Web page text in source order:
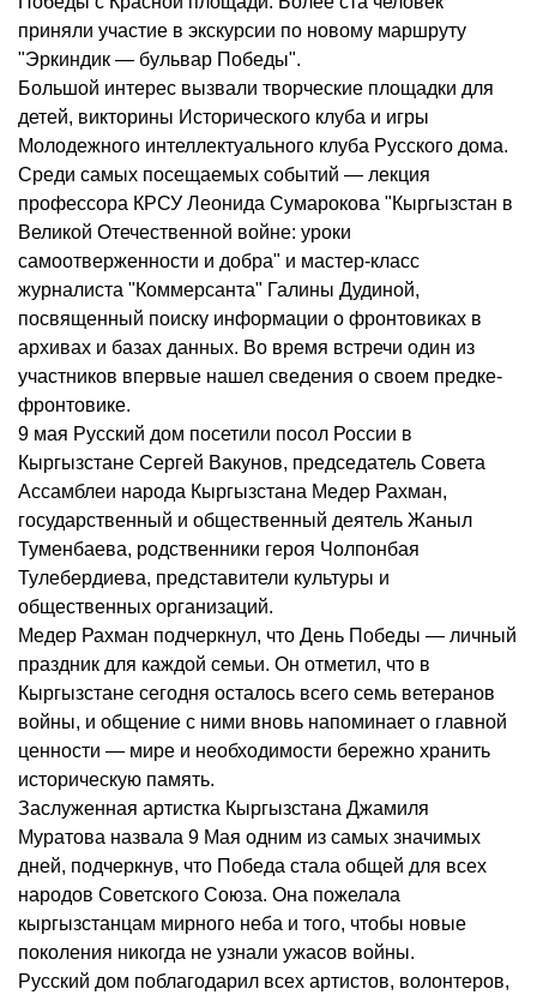
приняли участие в экскурсии по новому маршруту
"Эркиндик — бульвар Победы".
Большой интерес вызвали творческие площадки для
детей, викторины Исторического клуба и игры
Молодежного интеллектуального клуба Русского дома.
Среди самых посещаемых событий — лекция
профессора КРСУ Леонида Сумарокова "Кыргызстан в
Великой Отечественной войне: уроки
самоотверженности и добра" и мастер-класс
журналиста "Коммерсанта" Галины Дудиной,
посвященный поиску информации о фронтовиках в
архивах и базах данных. Во время встречи один из
участников впервые нашел сведения о своем предке-
фронтовике.
9 мая Русский дом посетили посол России в
Кыргызстане Сергей Вакунов, председатель Совета
Ассамблеи народа Кыргызстана Медер Рахман,
государственный и общественный деятель Жаныл
Туменбаева, родственники героя Чолпонбая
Тулебердиева, представители культуры и
общественных организаций.
Медер Рахман подчеркнул, что День Победы — личный
праздник для каждой семьи. Он отметил, что в
Кыргызстане сегодня осталось всего семь ветеранов
войны, и общение с ними вновь напоминает о главной
ценности — мире и необходимости бережно хранить
историческую память.
Заслуженная артистка Кыргызстана Джамиля
Муратова назвала 9 Мая одним из самых значимых
дней, подчеркнув, что Победа стала общей для всех
народов Советского Союза. Она пожелала
кыргызстанцам мирного неба и того, чтобы новые
поколения никогда не узнали ужасов войны.
Русский дом поблагодарил всех артистов, волонтеров,